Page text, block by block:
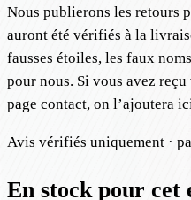
Nous publierons les retours
auront été vérifiés à la
fausses étoiles, les faux
pour nous. Si vous avez
page contact, on l’ajoutera
Avis vérifiés uniquement ·
En stock pour cet